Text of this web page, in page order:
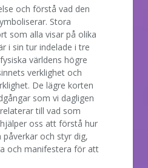
och förstå vad den
Stora
som alla visar på olika
i sin tur indelade i tre
världens högre
verklighet och
De lägre korten
som vi dagligen
till vad som
oss att förstå hur
och styr dig,
och manifestera för att